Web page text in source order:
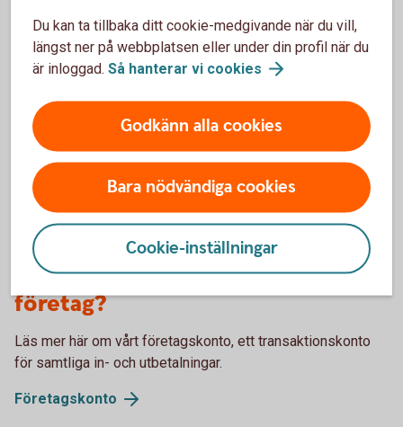
Andreas Jansson, skogsspecialist förklarar när du
ska öppna ett Skogslikvidkonto och varför du ska
avvakta med att öppna ett Skogskonto.
Skogslikvidkonto eller skogskonto? Vi förklarar
Söker du istället ett
transaktionskonto för ditt
företag?
Läs mer här om vårt företagskonto, ett transaktionskonto
för samtliga in- och utbetalningar.
Företagskonto
Du kan ta tillbaka ditt cookie-medgivande när du vill,
längst ner på webbplatsen eller under din profil när du
är inloggad. Så hanterar vi cookies
Godkänn alla cookies
Bara nödvändiga cookies
Cookie-inställningar